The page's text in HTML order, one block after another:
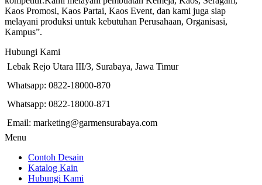
Kaos Promosi, Kaos Partai, Kaos Event, dan kami juga siap
melayani produksi untuk kebutuhan Perusahaan, Organisasi,
Kampus”.
Hubungi Kami
Lebak Rejo Utara III/3, Surabaya, Jawa Timur
Whatsapp: 0822-18000-870
Whatsapp: 0822-18000-871
Email: marketing@garmensurabaya.com
Menu
Contoh Desain
Katalog Kain
Hubungi Kami